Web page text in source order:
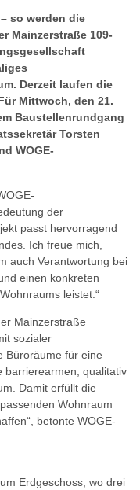
so werden die
Mainzerstraße 109-
Derzeit laufen die
Mittwoch, den 21.
Baustellenrundgang
Torsten
WOGE-
der
passt hervorragend
Ich freue mich,
auch Verantwortung bei
einen konkreten
leistet.“
Mainzerstraße
sozialer
Büroräume für eine
barrierearmen, qualitativ
Damit erfüllt die
Wohnraum
betonte WOGE-
Erdgeschoss, wo drei